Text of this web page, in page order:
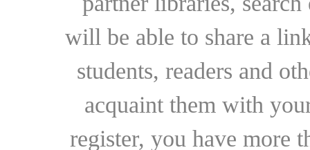
will be able to share a
students, readers and
acquaint them with
register, you have more